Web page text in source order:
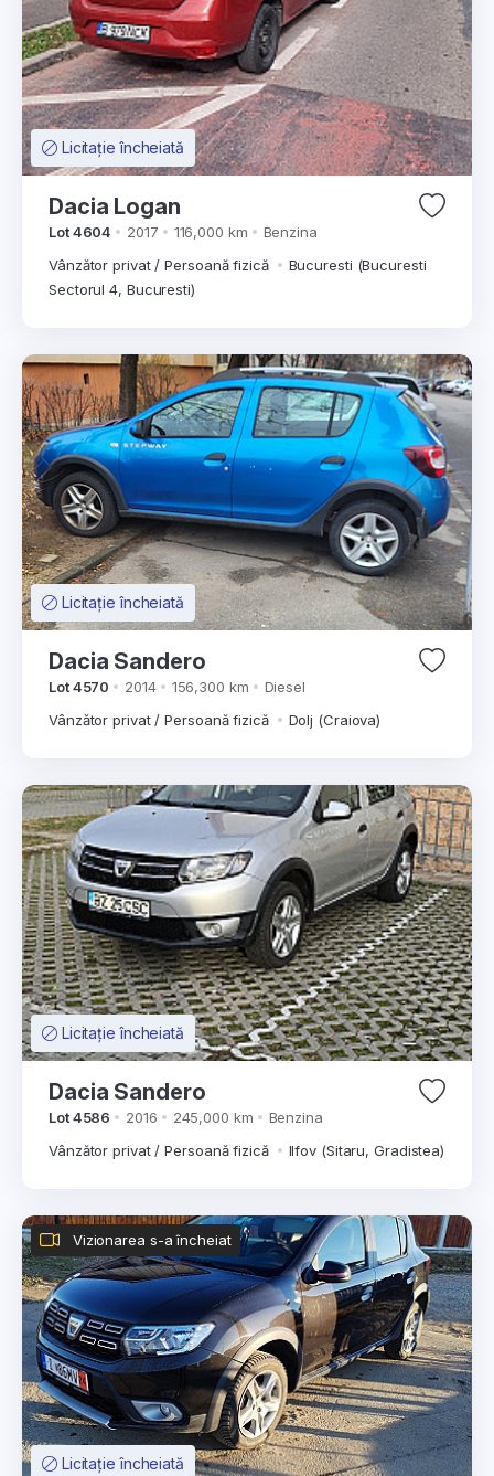
Licitație încheiată
Dacia Logan
Lot 4604 2017 116,000 km
Benzina
Vânzător privat / Persoană fizică
Bucuresti (Bucuresti
Sectorul 4, Bucuresti)
Licitație încheiată
Dacia Sandero
Lot 4570 2014 156,300 km
Diesel
Vânzător privat / Persoană fizică
Dolj (Craiova)
Licitație încheiată
Dacia Sandero
Lot 4586 2016 245,000 km
Benzina
Vânzător privat / Persoană fizică
Ilfov (Sitaru, Gradistea)
Licitație încheiată
Vizionarea s-a încheiat